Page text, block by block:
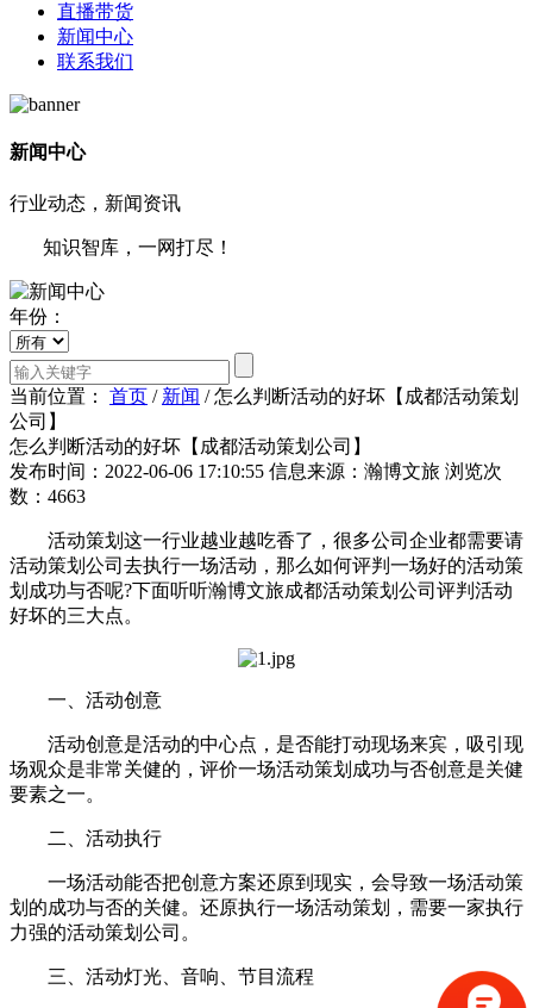
直播带货
新闻中心
联系我们
新闻中心
行业动态，新闻资讯
知识智库，一网打尽！
年份：
当前位置： 首页 / 新闻 /怎么判断活动的好坏【成都活动策划
公司】
怎么判断活动的好坏【成都活动策划公司】
发布时间：2022-06-06 17:10:55 信息来源：瀚博文旅 浏览次
数：4663
活动策划这一行业越业越吃香了，很多公司企业都需要请
活动策划公司去执行一场活动，那么如何评判一场好的活动策
划成功与否呢?下面听听瀚博文旅成都活动策划公司评判活动
好坏的三大点。
一、活动创意
活动创意是活动的中心点，是否能打动现场来宾，吸引现
场观众是非常关健的，评价一场活动策划成功与否创意是关健
要素之一。
二、活动执行
一场活动能否把创意方案还原到现实，会导致一场活动策
划的成功与否的关健。还原执行一场活动策划，需要一家执行
力强的活动策划公司。
三、活动灯光、音响、节目流程